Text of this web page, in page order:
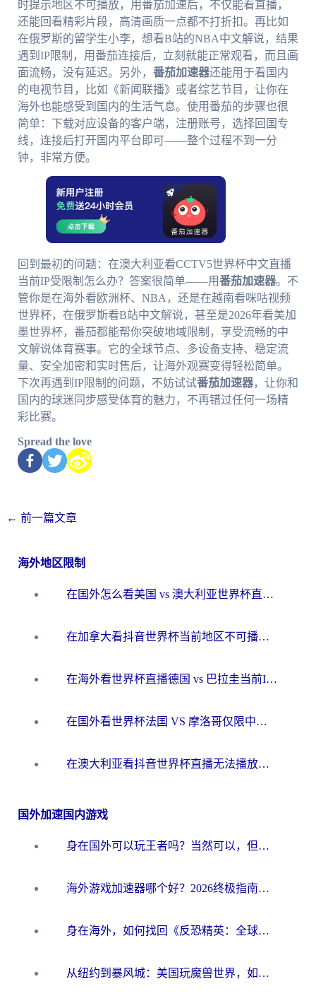
时提示地区不可播放，用番茄加速后，不仅能看直播，
还能回看精彩片段，高清画质一点都不打折扣。再比如
在俄罗斯的留学生小李，想看B站的NBA中文解说，结果
遇到IP限制，用番茄连接后，立刻就能正常观看，而且画
面流畅，没有延迟。另外， 番茄加速器还能用于看国内
的电视节目，比如《新闻联播》或者综艺节目，让你在
海外也能感受到国内的生活气息。使用番茄的步骤也很
简单：下载对应设备的客户端，注册账号，选择回国专
线，连接后打开国内平台即可——整个过程不到一分
钟，非常方便。
回到最初的问题：在澳大利亚看CCTV5世界杯中文直播
当前IP受限制怎么办？答案很简单——用番茄加速器。不
管你是在海外看欧洲杯、NBA，还是在越南看咪咕视频
世界杯，在俄罗斯看B站中文解说，甚至是2026年看美加
墨世界杯，番茄都能帮你突破地域限制，享受流畅的中
文解说体育赛事。它的全球节点、多设备支持、稳定流
量、安全加密和实时售后，让海外观赛变得轻松简单。
下次再遇到IP限制的问题，不妨试试番茄加速器，让你和
国内的球迷同步感受体育的魅力，不再错过任何一场精
彩比赛。
Spread the love
← 前一篇文章
海外地区限制
在国外怎么看美国 vs 澳大利亚世界杯直播？海外党必藏的中文解说观赛指南
在加拿大看抖音世界杯当前地区不可播放？海外党体育观赛终极指南
在海外看世界杯直播德国 vs 巴拉圭当前IP受限制？这篇指南帮你轻松解决地区限制
在国外看世界杯法国 VS 摩洛哥仅限中国大陆？别让地域限制拦下你的欢呼
在澳大利亚看抖音世界杯直播无法播放？海外党体育观赛终极指南来了！
国外加速国内游戏
身在国外可以玩王者吗？当然可以，但你需要这份“加速”指南
海外游戏加速器哪个好？2026终极指南帮你畅玩国服+解决卡顿难题
身在海外，如何找回《反恐精英：全球攻势》国服的丝滑手感？一份给你的终极指南
从纽约到暴风城：美国玩魔兽世界，如何找到你的最佳网络航线